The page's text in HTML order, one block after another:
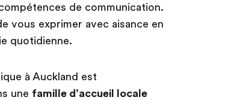
de communication.
vous exprimer avec aisance en
quotidienne.
à Auckland est
une famille d’accueil locale